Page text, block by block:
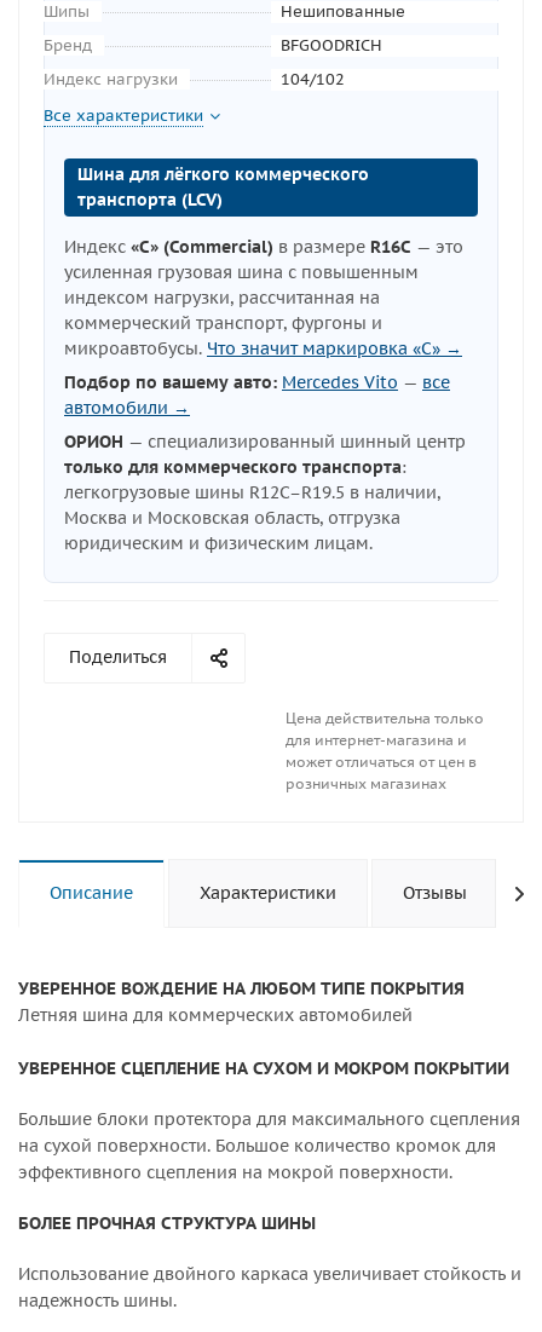
Шипы
Нешипованные
Бренд
BFGOODRICH
Индекс нагрузки
104/102
Все характеристики
Шина для лёгкого коммерческого
транспорта (LCV)
Индекс «C» (Commercial) в размере R16C — это
усиленная грузовая шина с повышенным
индексом нагрузки, рассчитанная на
коммерческий транспорт, фургоны и
микроавтобусы. Что значит маркировка «C» →
Подбор по вашему авто: Mercedes Vito — все
автомобили →
ОРИОН — специализированный шинный центр
только для коммерческого транспорта:
легкогрузовые шины R12C–R19.5 в наличии,
Москва и Московская область, отгрузка
юридическим и физическим лицам.
Поделиться
Цена действительна только
для интернет-магазина и
может отличаться от цен в
розничных магазинах
Описание Характеристики Отзывы
УВЕРЕННОЕ ВОЖДЕНИЕ НА ЛЮБОМ ТИПЕ ПОКРЫТИЯ
Летняя шина для коммерческих автомобилей
УВЕРЕННОЕ СЦЕПЛЕНИЕ НА СУХОМ И МОКРОМ ПОКРЫТИИ
Большие блоки протектора для максимального сцепления
на сухой поверхности. Большое количество кромок для
эффективного сцепления на мокрой поверхности.
БОЛЕЕ ПРОЧНАЯ СТРУКТУРА ШИНЫ
Использование двойного каркаса увеличивает стойкость и
надежность шины.